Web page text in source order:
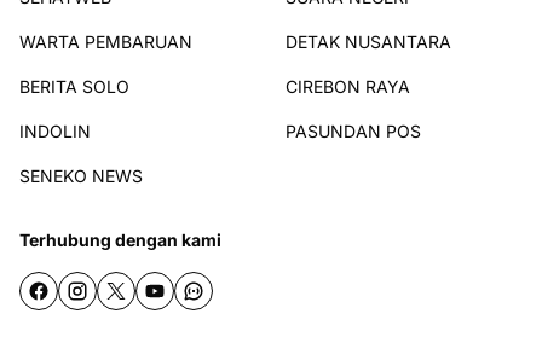
WARTA PEMBARUAN DETAK NUSANTARA
BERITA SOLO CIREBON RAYA
INDOLIN PASUNDAN POS
SENEKO NEWS
Terhubung dengan kami